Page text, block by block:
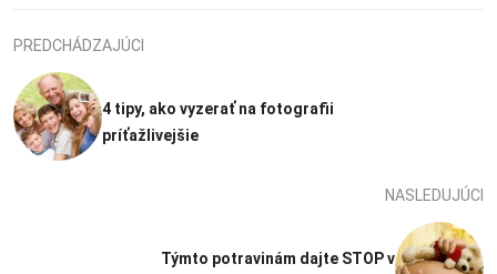
PREDCHÁDZAJÚCI
4 tipy, ako vyzerať na fotografii
príťažlivejšie
NASLEDUJÚCI
Týmto potravinám dajte STOP v